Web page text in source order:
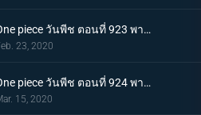
One piece วันพีช ตอนที่ 923 พากย์ไทย สถานการณ์ฉุกเฉิน บิ๊กมัมย่างกรายสู่วาโนะ!
23, 2020
One piece วันพีช ตอนที่ 924 พากย์ไทย เมืองในความโกลาหล! นักฆ่าหน้าใหม่ที่หมายหัวซันจิ
15, 2020